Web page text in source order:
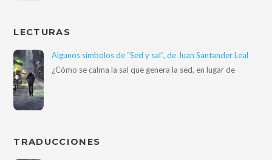
LECTURAS
Algunos símbolos de “Sed y sal”, de Juan Santander Leal
¿Cómo se calma la sal que genera la sed, en lugar de
TRADUCCIONES